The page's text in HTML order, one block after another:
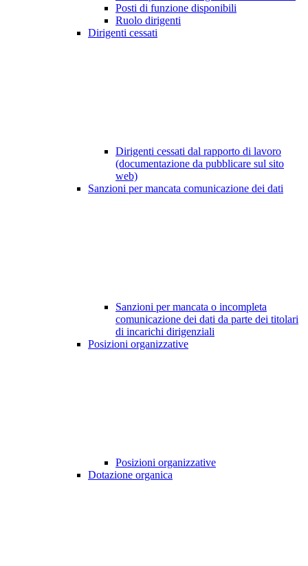
Posti di funzione disponibili
Ruolo dirigenti
Dirigenti cessati
Dirigenti cessati dal rapporto di lavoro
(documentazione da pubblicare sul sito
web)
Sanzioni per mancata comunicazione dei dati
Sanzioni per mancata o incompleta
comunicazione dei dati da parte dei titolari
di incarichi dirigenziali
Posizioni organizzative
Posizioni organizzative
Dotazione organica